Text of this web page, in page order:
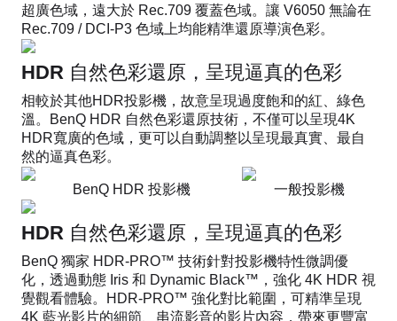
超廣色域，遠大於 Rec.709 覆蓋色域。讓 V6050 無論在
Rec.709 / DCI-P3 色域上均能精準還原導演色彩。
HDR 自然色彩還原，呈現逼真的色彩
相較於其他HDR投影機，故意呈現過度飽和的紅、綠色
溫。BenQ HDR 自然色彩還原技術，不僅可以呈現4K
HDR寬廣的色域，更可以自動調整以呈現最真實、最自
然的逼真色彩。
BenQ HDR 投影機 一般投影機
HDR 自然色彩還原，呈現逼真的色彩
BenQ 獨家 HDR-PRO™ 技術針對投影機特性微調優
化，透過動態 Iris 和 Dynamic Black™，強化 4K HDR 視
覺觀看體驗。HDR-PRO™ 強化對比範圍，可精準呈現
4K 藍光影片的細節、串流影音的影片內容，帶來更豐富